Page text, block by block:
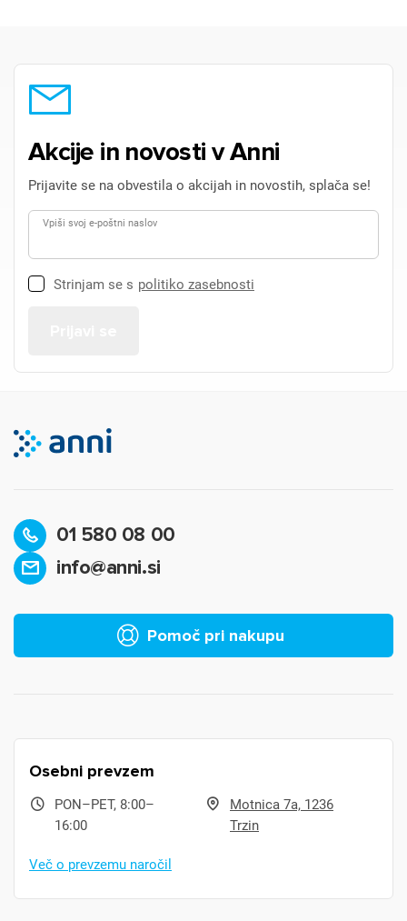
Akcije in novosti v Anni
Prijavite se na obvestila o akcijah in novostih, splača se!
Vpiši svoj e-poštni naslov
Strinjam se s politiko zasebnosti
01 580 08 00
info@anni.si
Pomoč pri nakupu
Osebni prevzem
PON–PET, 8:00–
16:00
Motnica 7a, 1236
Trzin
Več o prevzemu naročil
Prijava
Za dodajanje na seznam želja morate biti prijavljeni.